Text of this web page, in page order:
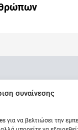
συναίνεσης
για να βελτιώσει την